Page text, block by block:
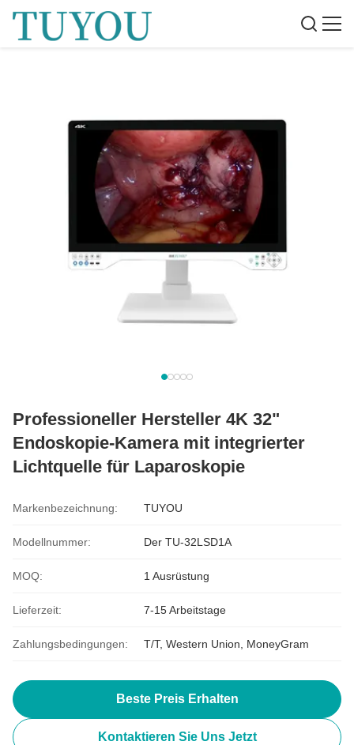
Professioneller Hersteller 4K 32"
Endoskopie-Kamera mit integrierter
Lichtquelle für Laparoskopie
Markenbezeichnung: TUYOU
Modellnummer: Der TU-32LSD1A
MOQ: 1 Ausrüstung
Lieferzeit: 7-15 Arbeitstage
Zahlungsbedingungen: T/T, Western Union, MoneyGram
Beste Preis Erhalten
Kontaktieren Sie Uns Jetzt